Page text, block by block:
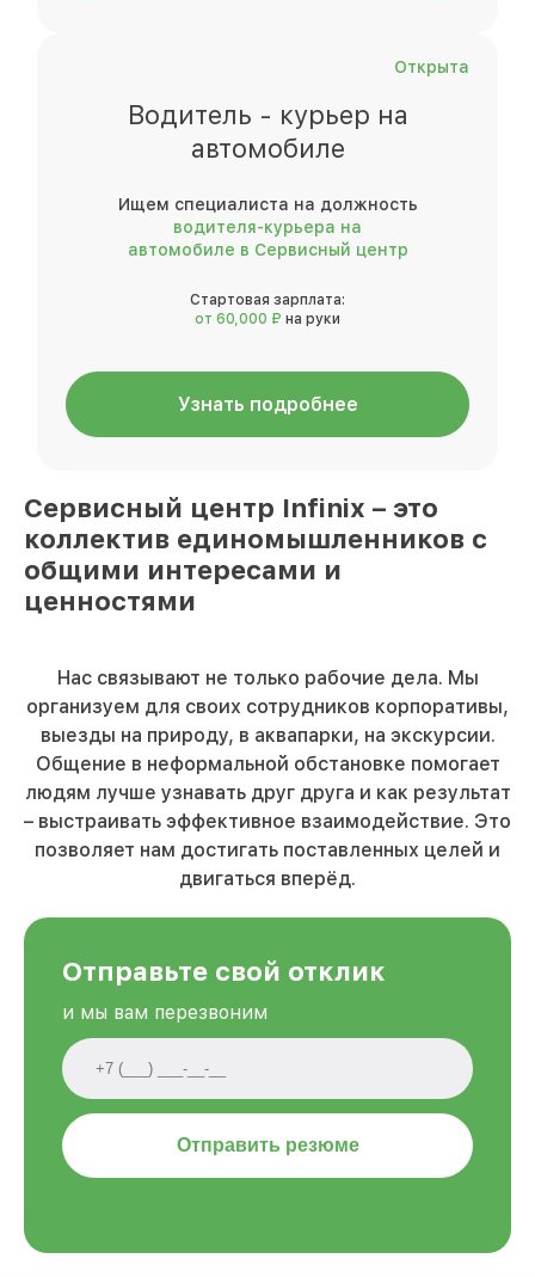
Открыта
Водитель - курьер на
автомобиле
Ищем специалиста на должность
водителя-курьера на
автомобиле в Сервисный центр
Стартовая зарплата:
от 60,000 ₽ на руки
Узнать подробнее
Сервисный центр Infinix – это
коллектив единомышленников с
общими интересами и
ценностями
Нас связывают не только рабочие дела. Мы
организуем для своих сотрудников корпоративы,
выезды на природу, в аквапарки, на экскурсии.
Общение в неформальной обстановке помогает
людям лучше узнавать друг друга и как результат
– выстраивать эффективное взаимодействие. Это
позволяет нам достигать поставленных целей и
двигаться вперёд.
Отправьте свой отклик
и мы вам перезвоним